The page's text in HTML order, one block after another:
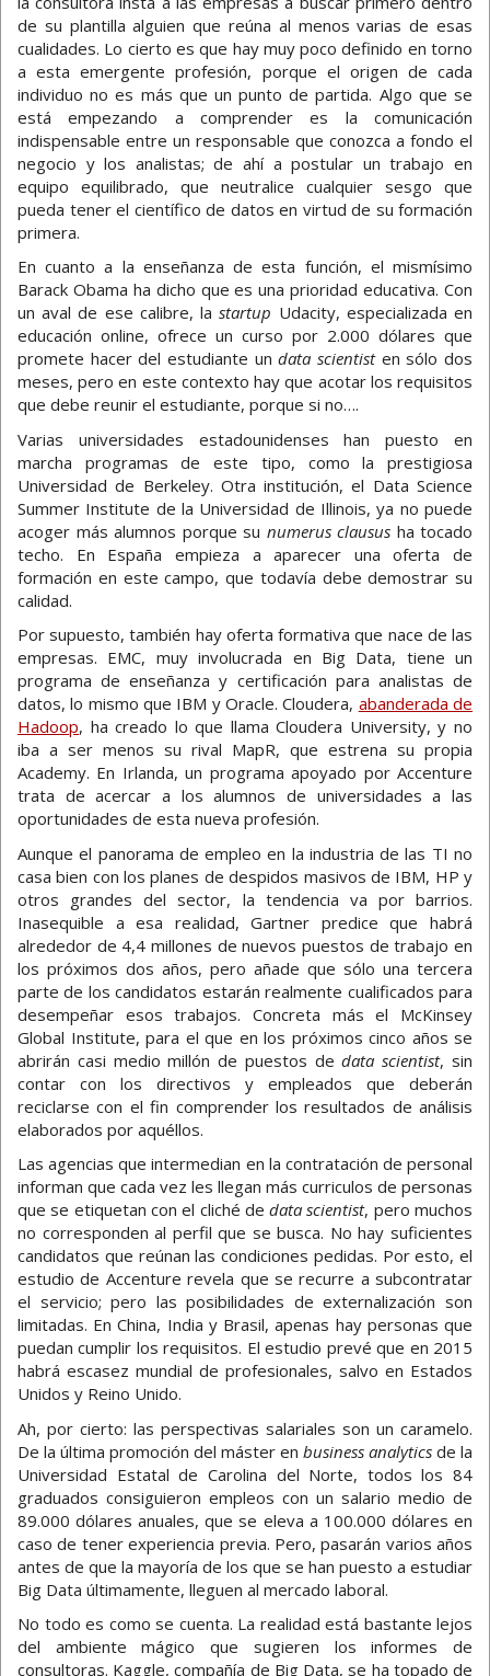
de su plantilla alguien que reúna al menos varias de esas
cualidades. Lo cierto es que hay muy poco definido en torno
a esta emergente profesión, porque el origen de cada
individuo no es más que un punto de partida. Algo que se
está empezando a comprender es la comunicación
indispensable entre un responsable que conozca a fondo el
negocio y los analistas; de ahí a postular un trabajo en
equipo equilibrado, que neutralice cualquier sesgo que
pueda tener el científico de datos en virtud de su formación
primera.
En cuanto a la enseñanza de esta función, el mismísimo
Barack Obama ha dicho que es una prioridad educativa. Con
un aval de ese calibre, lastartup Udacity, especializada en
educación online, ofrece un curso por 2.000 dólares que
promete hacer del estudiante undata scientisten sólo dos
meses, pero en este contexto hay que acotar los requisitos
que debe reunir el estudiante, porque si no….
Varias universidades estadounidenses han puesto en
marcha programas de este tipo, como la prestigiosa
Universidad de Berkeley. Otra institución, el Data Science
Summer Institute de la Universidad de Illinois, ya no puede
acoger más alumnos porque su numerus clausus ha tocado
techo. En España empieza a aparecer una oferta de
formación en este campo, que todavía debe demostrar su
calidad.
Por supuesto, también hay oferta formativa que nace de las
empresas. EMC, muy involucrada en Big Data, tiene un
programa de enseñanza y certificación para analistas de
datos, lo mismo que IBM y Oracle. Cloudera, abanderada de
Hadoop, ha creado lo que llama Cloudera University, y no
iba a ser menos su rival MapR, que estrena su propia
Academy. En Irlanda, un programa apoyado por Accenture
trata de acercar a los alumnos de universidades a las
oportunidades de esta nueva profesión.
Aunque el panorama de empleo en la industria de las TI no
casa bien con los planes de despidos masivos de IBM, HP y
otros grandes del sector, la tendencia va por barrios.
Inasequible a esa realidad, Gartner predice que habrá
alrededor de 4,4 millones de nuevos puestos de trabajo en
los próximos dos años, pero añade que sólo una tercera
parte de los candidatos estarán realmente cualificados para
desempeñar esos trabajos. Concreta más el McKinsey
Global Institute, para el que en los próximos cinco años se
abrirán casi medio millón de puestos dedata scientist, sin
contar con los directivos y empleados que deberán
reciclarse con el fin comprender los resultados de análisis
elaborados por aquéllos.
Las agencias que intermedian en la contratación de personal
informan que cada vez les llegan más curriculos de personas
que se etiquetan con el cliché dedata scientist, pero muchos
no corresponden al perfil que se busca. No hay suficientes
candidatos que reúnan las condiciones pedidas. Por esto, el
estudio de Accenture revela que se recurre a subcontratar
el servicio; pero las posibilidades de externalización son
limitadas. En China, India y Brasil, apenas hay personas que
puedan cumplir los requisitos. El estudio prevé que en 2015
habrá escasez mundial de profesionales, salvo en Estados
Unidos y Reino Unido.
Ah, por cierto: las perspectivas salariales son un caramelo.
De la última promoción del máster en business analytics de la
Universidad Estatal de Carolina del Norte, todos los 84
graduados consiguieron empleos con un salario medio de
89.000 dólares anuales, que se eleva a 100.000 dólares en
caso de tener experiencia previa. Pero, pasarán varios años
antes de que la mayoría de los que se han puesto a estudiar
Big Data últimamente, lleguen al mercado laboral.
No todo es como se cuenta. La realidad está bastante lejos
del ambiente mágico que sugieren los informes de
consultoras. Kaggle, compañía de Big Data, se ha topado de